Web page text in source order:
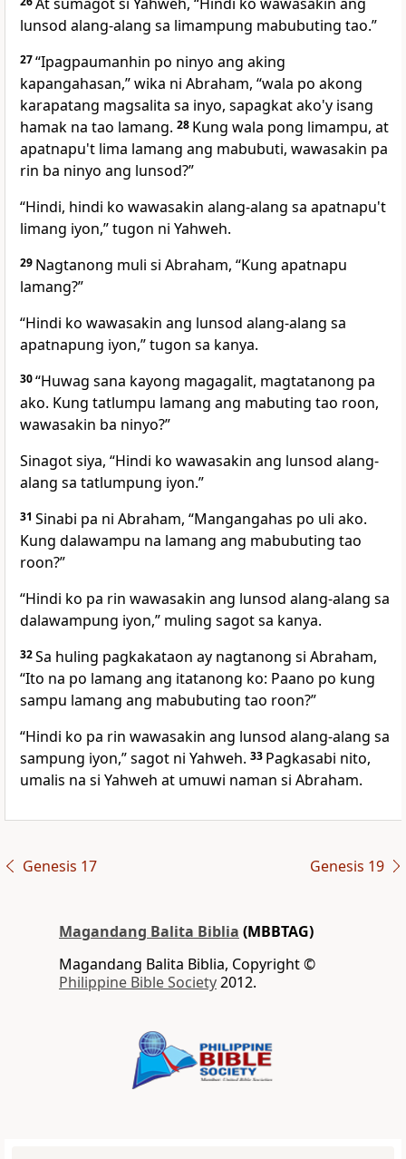
lunsod alang-alang sa limampung mabubuting tao.”
27“Ipagpaumanhin po ninyo ang aking
kapangahasan,” wika ni Abraham, “wala po akong
karapatang magsalita sa inyo, sapagkat ako'y isang
hamak na tao lamang. 28 Kung wala pong limampu, at
apatnapu't lima lamang ang mabubuti, wawasakin pa
rin ba ninyo ang lunsod?”
“Hindi, hindi ko wawasakin alang-alang sa apatnapu't
limang iyon,” tugon ni Yahweh.
29 Nagtanong muli si Abraham, “Kung apatnapu
lamang?”
“Hindi ko wawasakin ang lunsod alang-alang sa
apatnapung iyon,” tugon sa kanya.
30“Huwag sana kayong magagalit, magtatanong pa
ako. Kung tatlumpu lamang ang mabuting tao roon,
wawasakin ba ninyo?”
Sinagot siya, “Hindi ko wawasakin ang lunsod alang-
alang sa tatlumpung iyon.”
31 Sinabi pa ni Abraham, “Mangangahas po uli ako.
Kung dalawampu na lamang ang mabubuting tao
roon?”
“Hindi ko pa rin wawasakin ang lunsod alang-alang sa
dalawampung iyon,” muling sagot sa kanya.
32Sa huling pagkakataon ay nagtanong si Abraham,
“Ito na po lamang ang itatanong ko: Paano po kung
sampu lamang ang mabubuting tao roon?”
“Hindi ko pa rin wawasakin ang lunsod alang-alang sa
sampung iyon,” sagot ni Yahweh. 33 Pagkasabi nito,
umalis na si Yahweh at umuwi naman si Abraham.
Genesis 17 Genesis 19
Magandang Balita Biblia (MBBTAG)
Magandang Balita Biblia, Copyright ©
Philippine Bible Society2012.